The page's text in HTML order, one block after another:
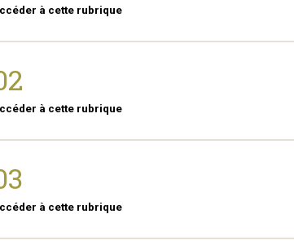
à cette rubrique
à cette rubrique
à cette rubrique